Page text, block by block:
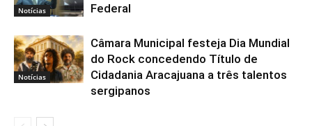
Notícias
Federal
Notícias
Câmara Municipal festeja Dia Mundial
do Rock concedendo Título de
Cidadania Aracajuana a três talentos
sergipanos